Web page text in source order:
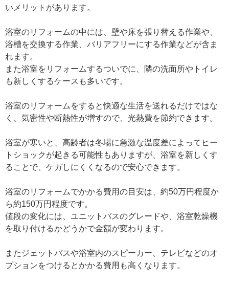
いメリットがあります。
浴室のリフォームの中には、壁や床を張り替える作業や、
浴槽を交換する作業、バリアフリーにする作業などが含ま
れます。
また浴室をリフォームするついでに、隣の洗面所やトイレ
も新しくするケースも多いです。
浴室のリフォームをすると快適な生活を送れるだけではな
く、気密性や断熱性が増すので、光熱費を節約できます。
浴室が寒いと、高齢者は冬場に急激な温度差によってヒー
トショックが起きる可能性もありますが、浴室を新しくす
ることで、ケガしにくくなるので安心できます。
浴室のリフォームでかかる費用の目安は、約50万円程度か
ら約150万円程度です。
値段の変化には、ユニットバスのグレードや、浴室乾燥機
を取り付けるかどうかで金額が変わります。
またジェットバスや浴室内のスピーカー、テレビなどのオ
プションをつけるとかかる費用も高くなります。